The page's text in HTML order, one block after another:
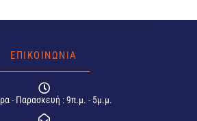
ΕΠΙΚΟΙΝΩΝΙΑ
- Παρασκευή : 9π.μ. - 5μ.μ.